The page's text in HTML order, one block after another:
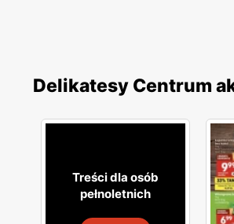
Delikatesy Centrum
Treści dla osób
pełnoletnich